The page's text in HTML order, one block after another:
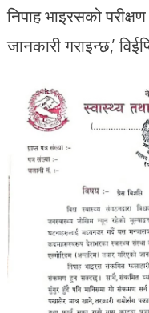
निपाह भाइरसको
जानकारी गराइन्छ,’